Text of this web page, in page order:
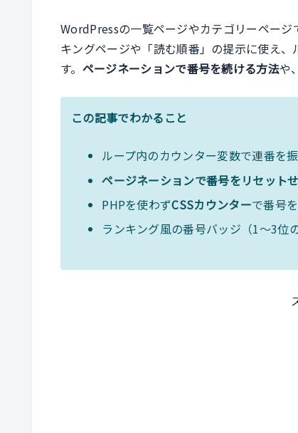
WordPressの一覧ページやカテゴリーページ
キングページや「読む順番」の提示に使え
す。 ページネーションで番号を続ける方法や
この記事でわかること
ループ内のカウンター変数で連番を
ページネーションで番号をリセット
PHPを使わずCSSカウンターで番号
ランキング風の番号バッジ（1〜3位